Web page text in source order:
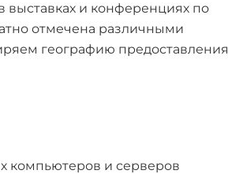
и конференциях по
отмечена различными
географию предоставления
компьютеров и серверов